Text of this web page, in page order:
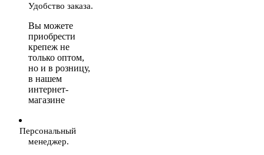
Удобство заказа.
Вы можете
приобрести
крепеж не
только оптом,
но и в розницу,
в нашем
интернет-
магазине
Персональный
менеджер.